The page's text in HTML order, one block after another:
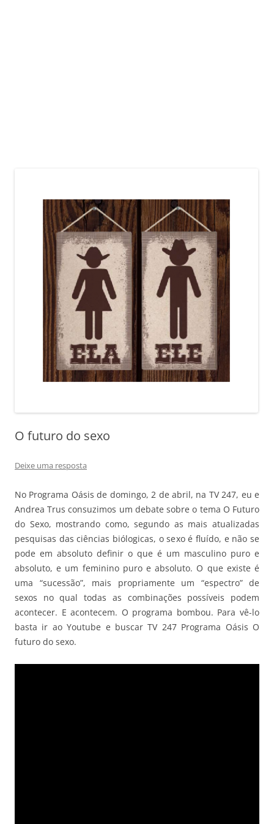
O futuro do sexo
Deixe uma resposta
No Programa Oásis de domingo, 2 de abril, na TV 247, eu e
Andrea Trus consuzimos um debate sobre o tema O Futuro
do Sexo, mostrando como, segundo as mais atualizadas
pesquisas das ciências biólogicas, o sexo é fluído, e não se
pode em absoluto definir o que é um masculino puro e
absoluto, e um feminino puro e absoluto. O que existe é
uma “sucessão”, mais propriamente um “espectro” de
sexos no qual todas as combinações possíveis podem
acontecer. E acontecem. O programa bombou. Para vê-lo
basta ir ao Youtube e buscar TV 247 Programa Oásis O
futuro do sexo.